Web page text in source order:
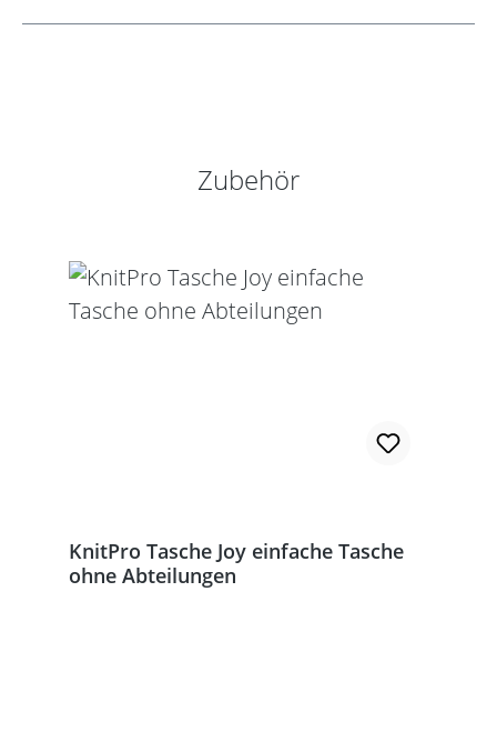
Produktgalerie überspringen
Zubehör
KnitPro Tasche Joy einfache Tasche
ohne Abteilungen